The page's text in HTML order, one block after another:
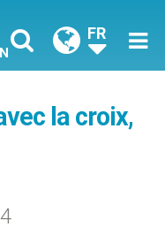
FR
la croix,